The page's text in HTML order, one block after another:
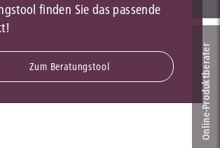
finden Sie das passende
Zum Beratungstool Online-Produkt­berater